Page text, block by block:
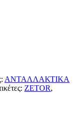
ΑΝΤΑΛΛΑΚΤΙΚΑ
ZETOR,